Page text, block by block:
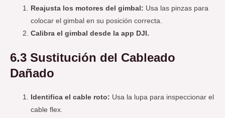
Reajusta los motores del gimbal: Usa las pinzas para
colocar el gimbal en su posición correcta.
Calibra el gimbal desde la app DJI.
6.3 Sustitución del Cableado
Dañado
Identifica el cable roto: Usa la lupa para inspeccionar el
cable flex.